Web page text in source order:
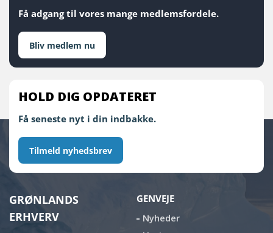
Få adgang til vores mange medlemsfordele.
Bliv medlem nu
HOLD DIG OPDATERET
Få seneste nyt i din indbakke.
Tilmeld nyhedsbrev
GRØNLANDS
ERHVERV
GENVEJE
Nyheder